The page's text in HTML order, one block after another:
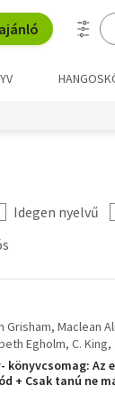
Idegen nyelvű
Grisham Maclean
Egholm C. King
könyvcsomag: Az
+ Csak tanú ne